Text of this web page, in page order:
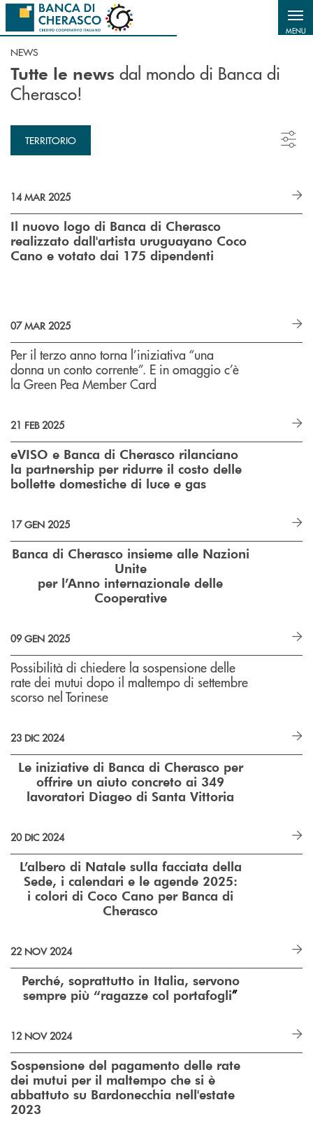
Salta al contenuto principale
MENU
NEWS
Tutte le news dal mondo di Banca di
Cherasco!
TERRITORIO
14 MAR 2025
Il nuovo logo di Banca di Cherasco
realizzato dall'artista uruguayano Coco
Cano e votato dai 175 dipendenti
07 MAR 2025
Per il terzo anno torna l’iniziativa “una
donna un conto corrente”. E in omaggio c’è
la Green Pea Member Card
21 FEB 2025
eVISO e Banca di Cherasco rilanciano
la partnership per ridurre il costo delle
bollette domestiche di luce e gas
17 GEN 2025
Banca di Cherasco insieme alle Nazioni
Unite
per l’Anno internazionale delle
Cooperative
09 GEN 2025
Possibilità di chiedere la sospensione delle
rate dei mutui dopo il maltempo di settembre
scorso nel Torinese
23 DIC 2024
Le iniziative di Banca di Cherasco per
offrire un aiuto concreto ai 349
lavoratori Diageo di Santa Vittoria
20 DIC 2024
L’albero di Natale sulla facciata della
Sede, i calendari e le agende 2025:
i colori di Coco Cano per Banca di
Cherasco
22 NOV 2024
Perché, soprattutto in Italia, servono
sempre più “ragazze col portafogli”
12 NOV 2024
Sospensione del pagamento delle rate
dei mutui per il maltempo che si è
abbattuto su Bardonecchia nell'estate
2023